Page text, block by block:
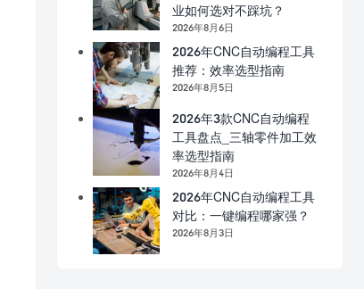
业如何选对不踩坑？
2026年8月6日
2026年CNC自动编程工具
推荐：效率选型指南
2026年8月5日
2026年3款CNC自动编程
工具盘点_三轴零件加工效
率选型指南
2026年8月4日
2026年CNC自动编程工具
对比：一键编程哪家强？
2026年8月3日